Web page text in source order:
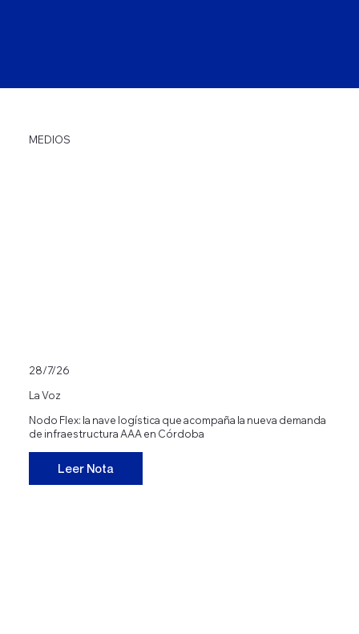
MEDIOS
28/7/26
La Voz
Nodo Flex: la nave logística que acompaña la nueva demanda
de infraestructura AAA en Córdoba
Leer Nota